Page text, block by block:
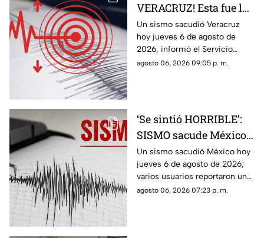
VERACRUZ! Esta fue la
magnitud de la
sacudida hoy 6 de
agosto de 2026
Un sismo sacudió Veracruz
hoy jueves 6 de agosto de
2026, informó el Servicio
Sismológico Nacional.
agosto 06, 2026 09:05 p. m.
‘Se sintió HORRIBLE’:
SISMO sacude México
hoy 6 de agosto de 2026
¿Cuál fue la magnitud?
Un sismo sacudió México hoy
jueves 6 de agosto de 2026;
varios usuarios reportaron una
percepción fuerte y “horrible”.
agosto 06, 2026 07:23 p. m.